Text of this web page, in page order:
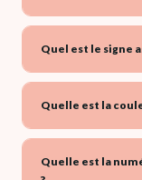
Quel est le signe
Quelle est la
Quelle est la